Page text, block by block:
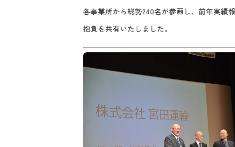
各事業所から総勢240名が参画し、前年実績
抱負を共有いたしました。